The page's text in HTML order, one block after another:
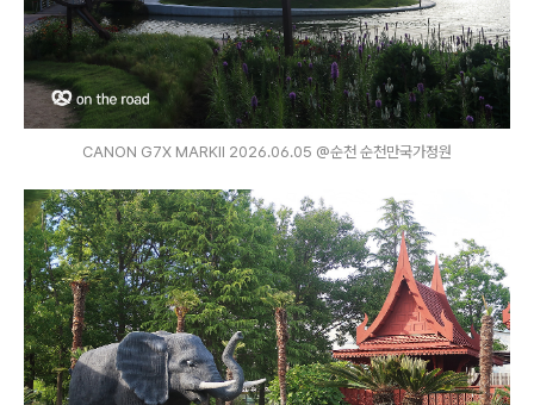
CANON G7X MARKⅡ 2026.06.05 @순천 순천만국가정원